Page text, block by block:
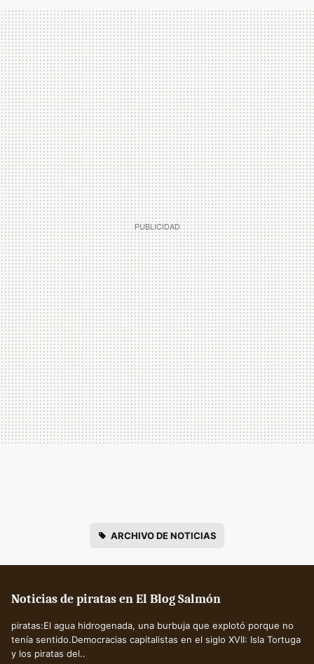
ARCHIVO DE NOTICIAS
Noticias de piratas en El Blog Salmón
piratas:El agua hidrogenada, una burbuja que explotó porque no
tenía sentido.Democracias capitalistas en el siglo XVII: Isla Tortuga
y los piratas del..